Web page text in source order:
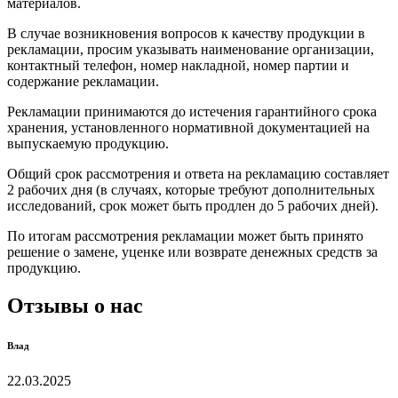
материалов.
В случае возникновения вопросов к качеству продукции в
рекламации, просим указывать наименование организации,
контактный телефон, номер накладной, номер партии и
содержание рекламации.
Рекламации принимаются до истечения гарантийного срока
хранения, установленного нормативной документацией на
выпускаемую продукцию.
Общий срок рассмотрения и ответа на рекламацию составляет
2 рабочих дня (в случаях, которые требуют дополнительных
исследований, срок может быть продлен до 5 рабочих дней).
По итогам рассмотрения рекламации может быть принято
решение о замене, уценке или возврате денежных средств за
продукцию.
Отзывы о нас
Влад
22.03.2025